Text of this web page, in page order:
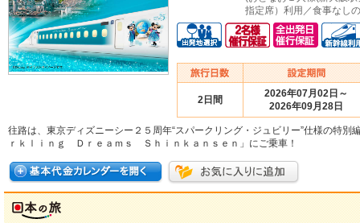
指定席）利用／食事なし
2日間
2026年07月02日～
2026年09月28日
往路は、東京ディズニーシー２５周年“スパークリング・ジュビリー”仕様の特別
ｒｋｌｉｎｇ Ｄｒｅａｍｓ Ｓｈｉｎｋａｎｓｅｎ」にご乗車！